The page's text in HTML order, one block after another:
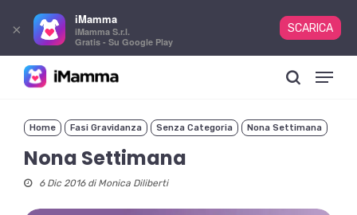
content
Menu
Home Fasi Gravidanza Senza Categoria Nona Settimana
Nona Settimana
6 Dic 2016 di Monica Diliberti
×
iMamma
iMamma S.r.l.
Gratis - Su Google Play
SCARICA